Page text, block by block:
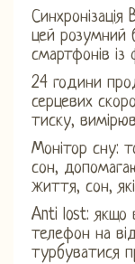
цей розумний
смартфонів
24 години
серцевих
тиску,
Монітор сну:
сон,
життя, сон,
Anti lost: якщо
телефон на
турбуватися